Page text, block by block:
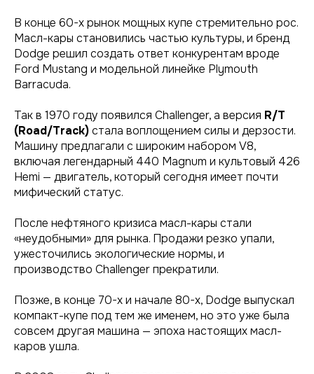
В конце 60-х рынок мощных купе стремительно рос.
Масл-кары становились частью культуры, и бренд
Dodge решил создать ответ конкурентам вроде
Ford Mustang и модельной линейке Plymouth
Barracuda.
Так в 1970 году появился Challenger, а версия R/T
(Road/Track)стала воплощением силы и дерзости.
Машину предлагали с широким набором V8,
включая легендарный 440 Magnum и культовый 426
Hemi — двигатель, который сегодня имеет почти
мифический статус.
После нефтяного кризиса масл-кары стали
«неудобными» для рынка. Продажи резко упали,
ужесточились экологические нормы, и
производство Challenger прекратили.
Позже, в конце 70-х и начале 80-х, Dodge выпускал
компакт-купе под тем же именем, но это уже была
совсем другая машина — эпоха настоящих масл-
каров ушла.